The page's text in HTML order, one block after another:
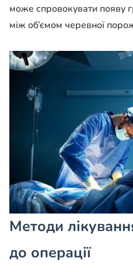
може спровокувати появу
між об’ємом черевної
Методи
до операції